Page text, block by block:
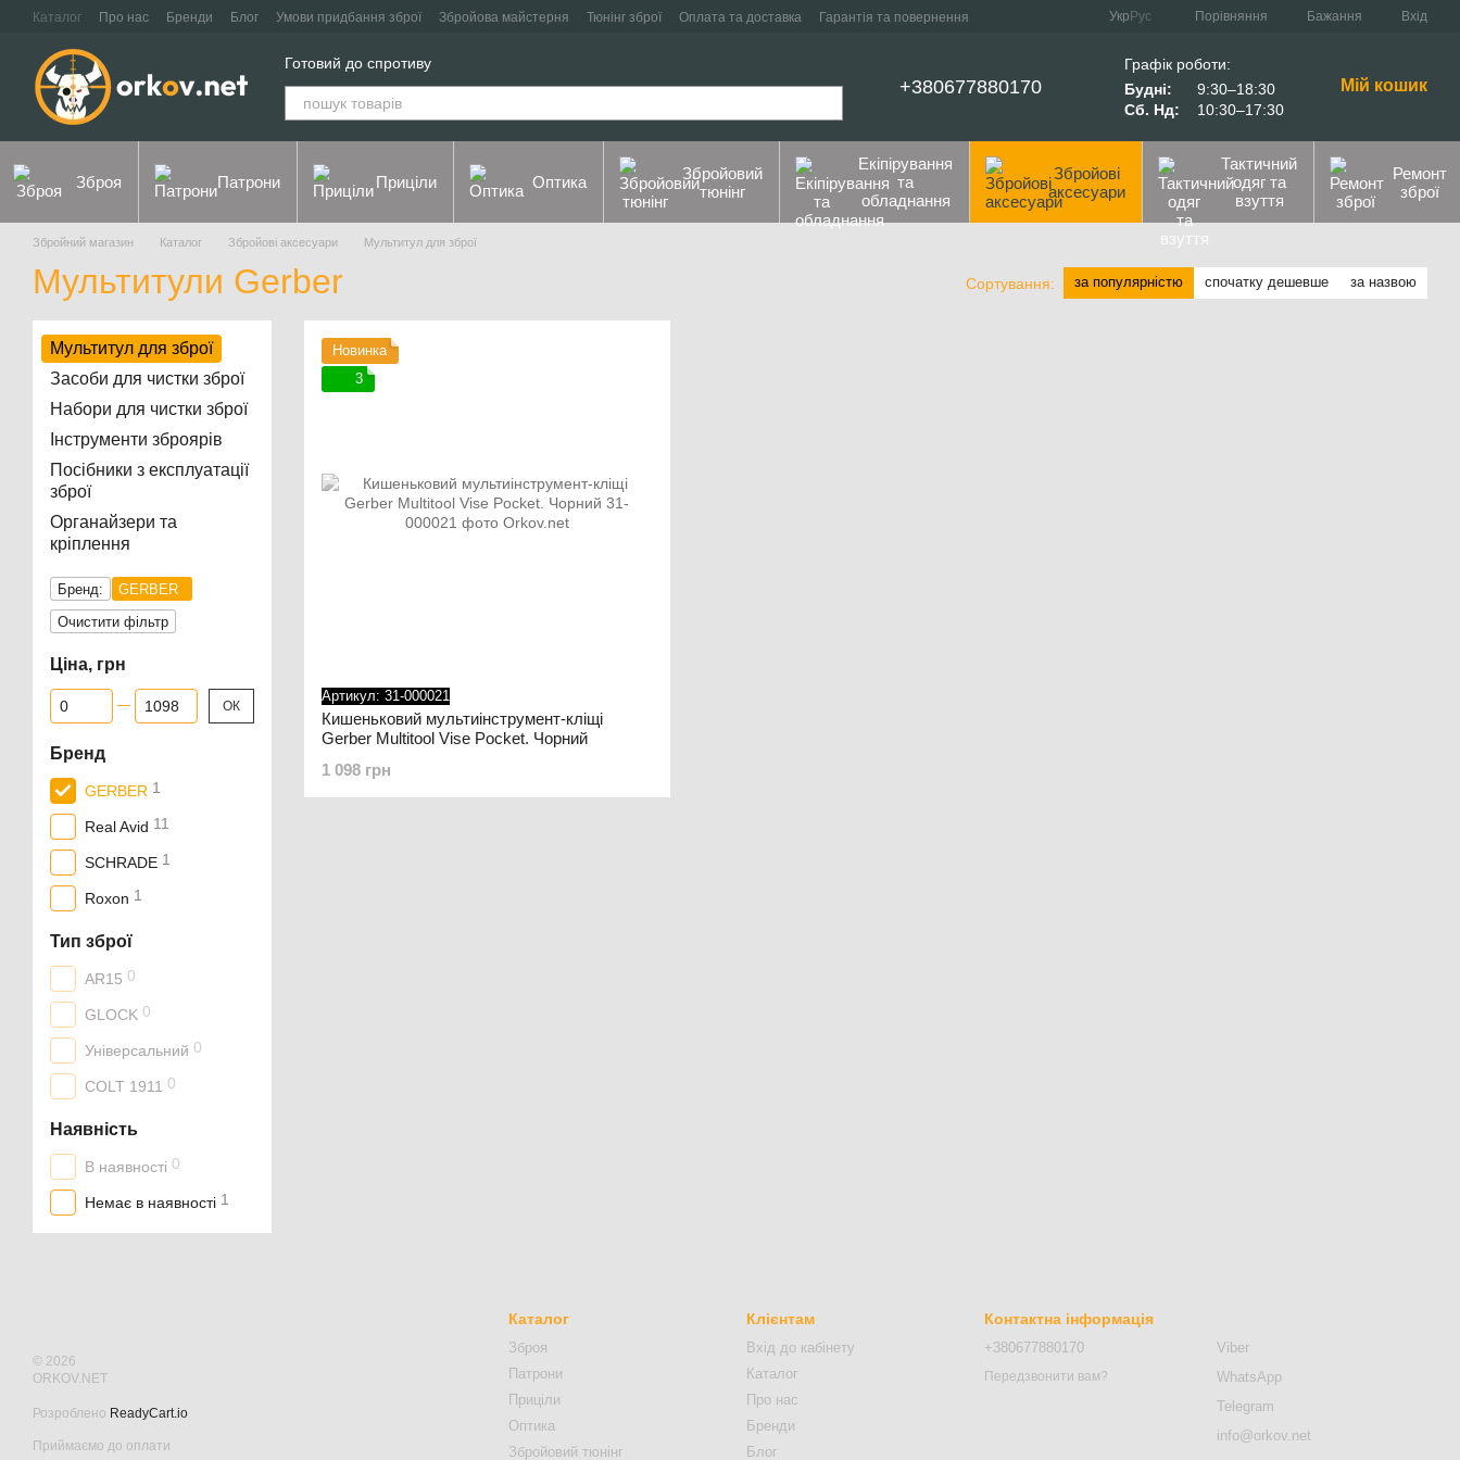
Перейти до основного контенту
Каталог Про нас Бренди Блог Умови придбання зброї Збройова майстерня Тюнінг зброї Оплата та доставка
Гарантія та повернення
Укр Рус Порівняння Бажання Вхід
Готовий до спротиву
+380677880170
Графік роботи:
Будні:
9:30–18:30
Сб. Нд:
10:30–17:30
Мій кошик
Зброя Патрони Приціли Оптика
Збройовий
тюнінг
Екіпірування
та
обладнання
Збройові
аксесуари
Тактичний
одяг та
взуття
Ремонт
зброї
Збройний магазин Каталог Збройові аксесуари Мультитул для зброї
Мультитули Gerber Сортування: за популярністю спочатку дешевше за назвою
Новинка
3
Артикул: 31-000021
Кишеньковий мультиінструмент-кліщі
Gerber Multitool Vise Pocket. Чорний
1 098 грн
Мультитул для зброї
Засоби для чистки зброї
Набори для чистки зброї
Інструменти зброярів
Посібники з експлуатації
зброї
Органайзери та
кріплення
Бренд:
GERBER
Очистити фільтр
Ціна, грн
Від Ціна, грн
До Ціна, грн ОК
Бренд
GERBER 1
Real Avid 11
SCHRADE 1
Roxon 1
Тип зброї
AR15 0
GLOCK 0
Універсальний 0
COLT 1911 0
Наявність
В наявності 0
Немає в наявності 1
© 2026
ORKOV.NET
Розроблено ReadyCart.io
Приймаємо до оплати
Каталог
Зброя
Патрони
Приціли
Оптика
Збройовий тюнінг
Клієнтам
Вхід до кабінету
Каталог
Про нас
Бренди
Блог
Контактна інформація
+380677880170
Передзвонити вам?
Viber
WhatsApp
Telegram
info@orkov.net